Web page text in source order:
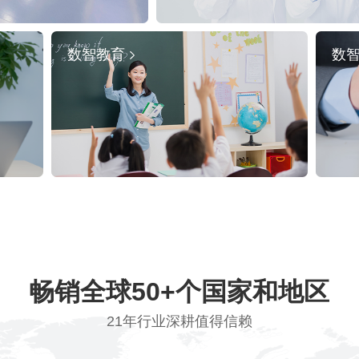
数智教育 数
畅销全球50+个国家和地区
21年行业深耕值得信赖